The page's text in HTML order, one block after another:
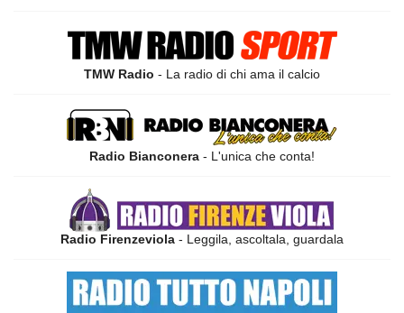
TMW Radio - La radio di chi ama il calcio
Radio Bianconera - L'unica che conta!
Radio Firenzeviola - Leggila, ascoltala, guardala